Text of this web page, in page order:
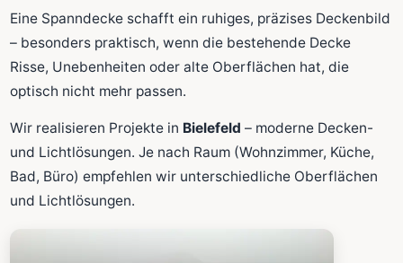
Schnellrechner
FLÄCHE (M²)
Zum Rechner
Fläche wird in den großen Rechner übernommen.
Eine Spanndecke schafft ein ruhiges, präzises Deckenbild
– besonders praktisch, wenn die bestehende Decke
Risse, Unebenheiten oder alte Oberflächen hat, die
optisch nicht mehr passen.
Wir realisieren Projekte in Bielefeld – moderne Decken-
und Lichtlösungen. Je nach Raum (Wohnzimmer, Küche,
Bad, Büro) empfehlen wir unterschiedliche Oberflächen
und Lichtlösungen.